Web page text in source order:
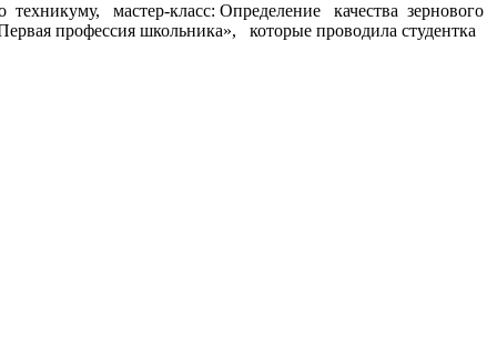
мастер-класс: Определение качества зернового
профессия школьника», которые проводила студентка